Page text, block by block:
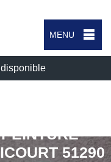
MENU
51290